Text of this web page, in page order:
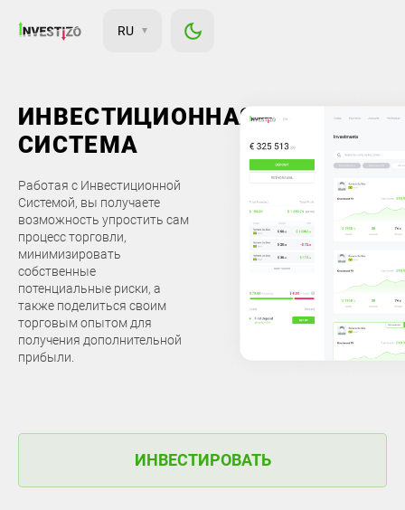
RU
ИНВЕСТИЦИОННАЯ
СИСТЕМА
Работая с Инвестиционной
Системой, вы получаете
возможность упростить сам
процесс торговли,
минимизировать
собственные
потенциальные риски, а
также поделиться своим
торговым опытом для
получения дополнительной
прибыли.
ИНВЕСТИРОВАТЬ